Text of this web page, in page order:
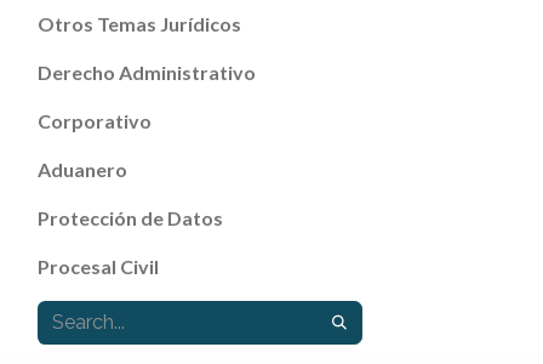
Otros Temas Jurídicos
Derecho Administrativo
Corporativo
Aduanero
Protección de Datos
Procesal Civil